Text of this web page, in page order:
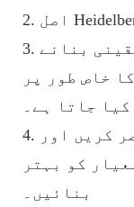
3. متوازی اور مستحکم دباؤ کو یقینی بنانے
خاص طور پر
کیا جاتا ہے۔
4. پلیٹ تبدیل کرنے کا وقت مختصر کریں اور
کو بہتر
بنائیں۔